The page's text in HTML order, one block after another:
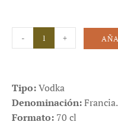
- +
Tipo:Vodka
Denominación:Francia.
Formato: 70 cl